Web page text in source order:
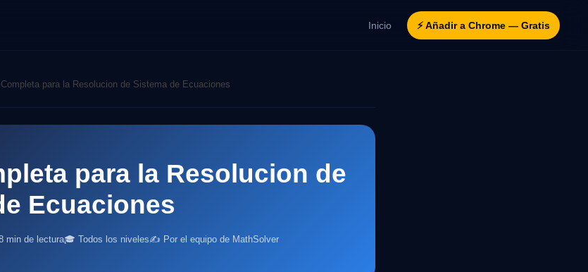
Inicio ⚡ Añadir a Chrome — Gratis
para la Resolucion de Sistema de Ecuaciones
para la Resolucion de
Ecuaciones
min de lectura🎓 Todos los niveles✍️ Por el equipo de MathSolver